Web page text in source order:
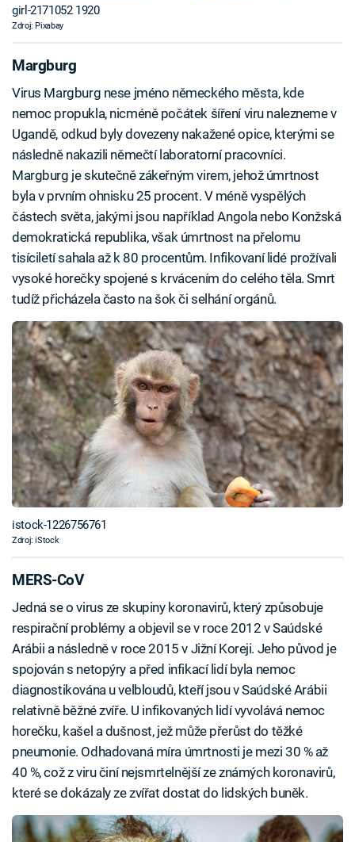
girl-2171052 1920
Zdroj: Pixabay
Margburg
Virus Margburg nese jméno německého města, kde
nemoc propukla, nicméně počátek šíření viru nalezneme v
Ugandě, odkud byly dovezeny nakažené opice, kterými se
následně nakazili němečtí laboratorní pracovníci.
Margburg je skutečně zákeřným virem, jehož úmrtnost
byla v prvním ohnisku 25 procent. V méně vyspělých
částech světa, jakými jsou například Angola nebo Konžská
demokratická republika, však úmrtnost na přelomu
tisíciletí sahala až k 80 procentům. Infikovaní lidé prožívali
vysoké horečky spojené s krvácením do celého těla. Smrt
tudíž přicházela často na šok či selhání orgánů.
istock-1226756761
Zdroj: iStock
MERS-CoV
Jedná se o virus ze skupiny koronavirů, který způsobuje
respirační problémy a objevil se v roce 2012 v Saúdské
Arábii a následně v roce 2015 v Jižní Koreji. Jeho původ je
spojován s netopýry a před infikací lidí byla nemoc
diagnostikována u velbloudů, kteří jsou v Saúdské Arábii
relativně běžné zvíře. U infikovaných lidí vyvolává nemoc
horečku, kašel a dušnost, jež může přerůst do těžké
pneumonie. Odhadovaná míra úmrtnosti je mezi 30 % až
40 %, což z viru činí nejsmrtelnější ze známých koronavirů,
které se dokázaly ze zvířat dostat do lidských buněk.